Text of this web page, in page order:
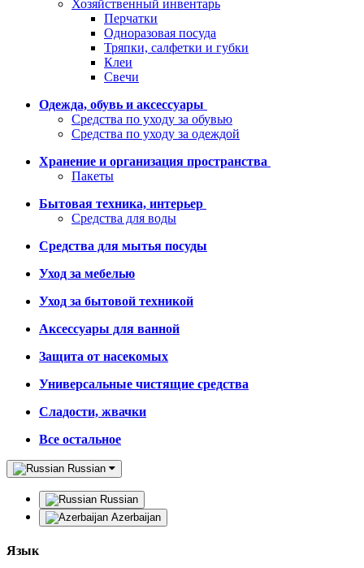
Хозяйственный инвентарь
Перчатки
Одноразовая посуда
Тряпки, салфетки и губки
Клеи
Свечи
Одежда, обувь и аксессуары
Средства по уходу за обувью
Средства по уходу за одеждой
Хранение и организация пространства
Пакеты
Бытовая техника, интерьер
Средства для воды
Средства для мытья посуды
Уход за мебелью
Уход за бытовой техникой
Аксессуары для ванной
Защита от насекомых
Универсальные чистящие средства
Сладости, жвачки
Все остальное
Russian
Russian
Azerbaijan
Язык